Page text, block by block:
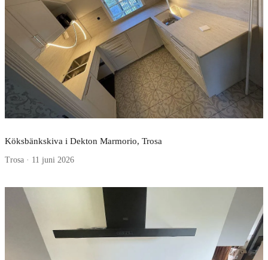
Köksbänkskiva i Dekton Marmorio, Trosa
Trosa · 11 juni 2026